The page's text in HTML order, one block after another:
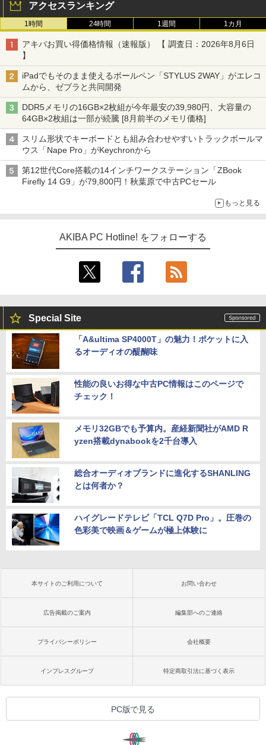
アクセスランキング
1時間 24時間 1週間 1カ月
アキバお買い得価格情報（速報版） 【 調査日：2026年8月6日
】
iPadでもそのまま使えるボールペン「STYLUS 2WAY」がエレコ
ムから、ゼブラと共同開発
DDR5メモリの16GB×2枚組が今年最安の39,980円、大容量の
64GB×2枚組は一部が続騰 [8月前半のメモリ価格]
スリム形状でキーボードとも組み合わせやすいトラックボールマ
ウス「Nape Pro」がKeychronから
第12世代Core搭載の14インチワークステーション「ZBook
Firefly 14 G9」が79,800円！秋葉原で中古PCセール
もっと見る
AKIBA PC Hotline! をフォローする
Special Site
「A&ultima SP4000T」の魅力！ポケットに入
るオーディオの醍醐味
性能の良いお得な中古PC情報はこのページで
チェック！
メモリ32GBでも予算内。産経新聞社がAMD R
yzen搭載dynabookを2千台導入
総合オーディオブランドに進化するSHANLING
とは何者か？
ハイグレードテレビ「TCL Q7D Pro」。圧巻の
色彩美で映画＆ゲームが極上体験に
本サイトのご利用について お問い合わせ
広告掲載のご案内 編集部へのご連絡
プライバシーポリシー 会社概要
インプレスグループ 特定商取引法に基づく表示
PC版で見る